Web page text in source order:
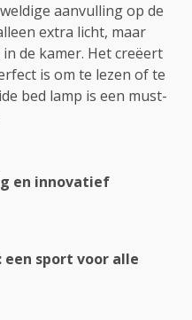
aanvulling op de
extra licht, maar
de kamer. Het creëert
is om te lezen of te
bed lamp is een must-
en innovatief
een sport voor alle